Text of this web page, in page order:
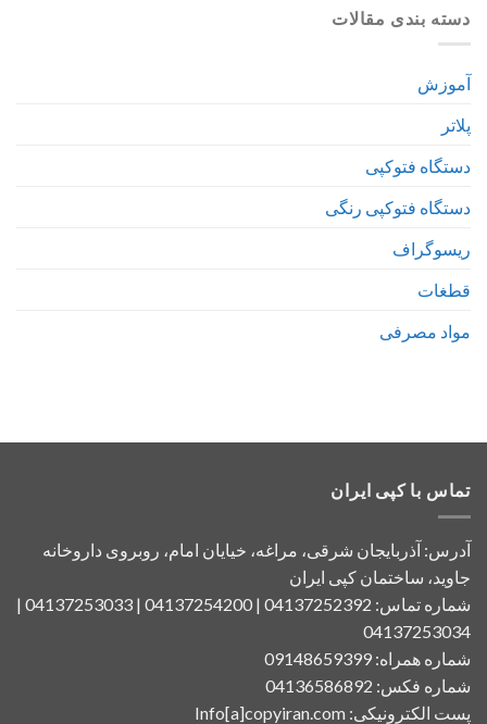
دسته بندی مقالات
آموزش
پلاتر
دستگاه فتوکپی
دستگاه فتوکپی رنگی
ریسوگراف
قطغات
مواد مصرفی
تماس با کپی ایران
آدرس: آذربایجان شرقی، مراغه، خیایان امام، روبروی داروخانه
جاوید، ساختمان کپی ایران
شماره تماس: 04137252392 | 04137254200 | 04137253033 |
04137253034
شماره همراه: 09148659399
شماره فکس: 04136586892
پست الکترونیکی: Info[a]copyiran.com